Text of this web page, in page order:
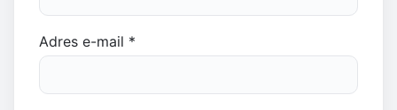
Adres e-mail *